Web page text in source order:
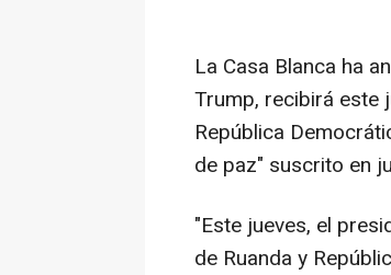
La Casa Blanca ha
Trump, recibirá este
República
de paz" suscrito en
"Este jueves, el
de Ruanda y